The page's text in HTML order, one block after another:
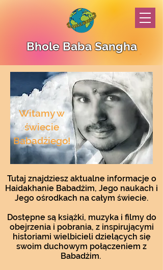
Bhole Baba Sangha
Witamy w
świecie
Babadżiego!
Tutaj znajdziesz aktualne informacje o
Haidakhanie Babadżim, Jego naukach i
Jego ośrodkach na całym świecie.
Dostępne są książki, muzyka i filmy do
obejrzenia i pobrania, z inspirującymi
historiami wielbicieli dzielących się
swoim duchowym połączeniem z
Babadżim.